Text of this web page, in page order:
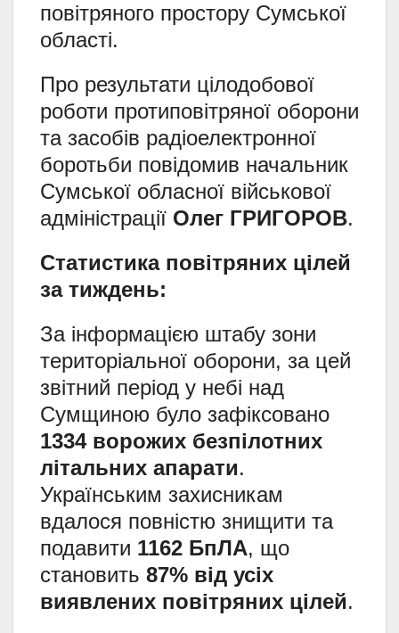
повітряного простору Сумської
області.
Про результати цілодобової
роботи протиповітряної оборони
та засобів радіоелектронної
боротьби повідомив начальник
Сумської обласної військової
адміністрації Олег ГРИГОРОВ.
Статистика повітряних цілей
за тиждень:
За інформацією штабу зони
територіальної оборони, за цей
звітний період у небі над
Сумщиною було зафіксовано
1334 ворожих безпілотних
літальних апарати.
Українським захисникам
вдалося повністю знищити та
подавити 1162 БпЛА, що
становить 87% від усіх
виявлених повітряних цілей.